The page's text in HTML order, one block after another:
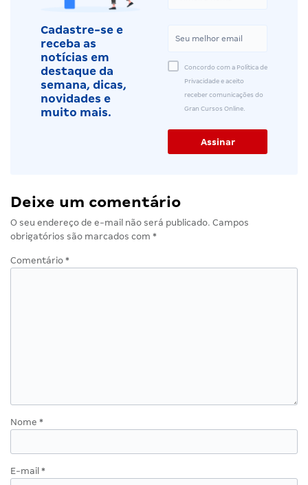
Cadastre-se e
receba as
notícias em
destaque da
semana, dicas,
novidades e
muito mais.
Concordo com a Política de
Privacidade e aceito
receber comunicações do
Gran Cursos Online.
Deixe um comentário
O seu endereço de e-mail não será publicado. Campos
obrigatórios são marcados com *
Comentário *
Nome *
E-mail *